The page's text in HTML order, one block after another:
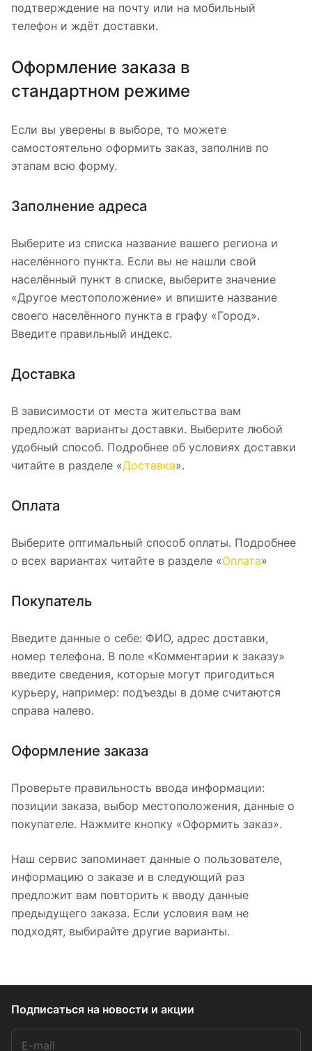
подтверждение на почту или на мобильный
телефон и ждёт доставки.
Оформление заказа в
стандартном режиме
Если вы уверены в выборе, то можете
самостоятельно оформить заказ, заполнив по
этапам всю форму.
Заполнение адреса
Выберите из списка название вашего региона и
населённого пункта. Если вы не нашли свой
населённый пункт в списке, выберите значение
«Другое местоположение» и впишите название
своего населённого пункта в графу «Город».
Введите правильный индекс.
Доставка
В зависимости от места жительства вам
предложат варианты доставки. Выберите любой
удобный способ. Подробнее об условиях доставки
читайте в разделе «Доставка».
Оплата
Выберите оптимальный способ оплаты. Подробнее
о всех вариантах читайте в разделе «Оплата»
Покупатель
Введите данные о себе: ФИО, адрес доставки,
номер телефона. В поле «Комментарии к заказу»
введите сведения, которые могут пригодиться
курьеру, например: подъезды в доме считаются
справа налево.
Оформление заказа
Проверьте правильность ввода информации:
позиции заказа, выбор местоположения, данные о
покупателе. Нажмите кнопку «Оформить заказ».
Наш сервис запоминает данные о пользователе,
информацию о заказе и в следующий раз
предложит вам повторить к вводу данные
предыдущего заказа. Если условия вам не
подходят, выбирайте другие варианты.
Подписаться на новости и акции